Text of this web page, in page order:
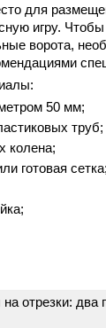
для
игру. Чтобы
ворота,
50 мм;
труб;
колена;
готовая сетка;
отрезки: два